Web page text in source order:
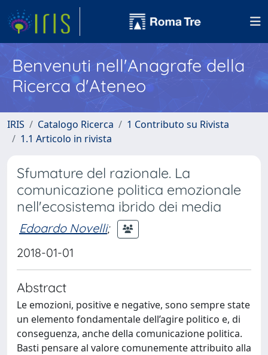
Benvenuti nell'Anagrafe della
Ricerca d'Ateneo
IRIS Catalogo Ricerca
1 Contributo su Rivista
1.1 Articolo in rivista
Sfumature del razionale. La
comunicazione politica emozionale
nell'ecosistema ibrido dei media
Edoardo Novelli;
2018-01-01
Abstract
Le emozioni, positive e negative, sono sempre state
un elemento fondamentale dell’agire politico e, di
conseguenza, anche della comunicazione politica.
Basti pensare al valore comunemente attribuito alla